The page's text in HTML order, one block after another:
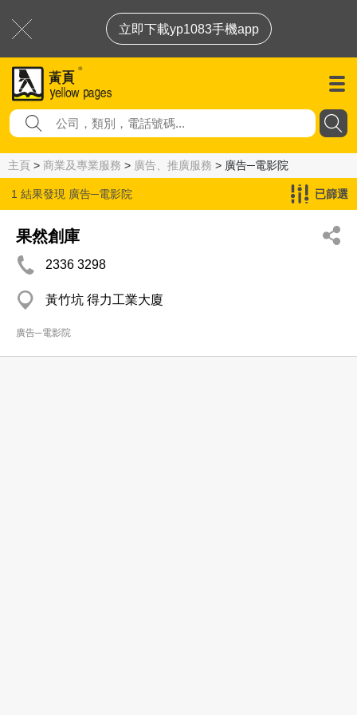
立即下載yp1083手機app
主頁 > 商業及專業服務 > 廣告、推廣服務 > 廣告─電影院
1 結果發現 廣告─電影院 已篩選
果然創庫
2336 3298
黃竹坑 得力工業大廈
廣告─電影院